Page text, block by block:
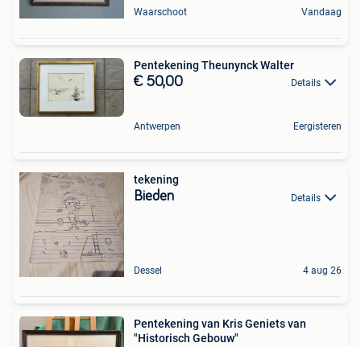
Waarschoot Vandaag
Pentekening Theunynck Walter
€ 50,00 Details
Antwerpen Eergisteren
tekening
Bieden Details
Dessel 4 aug 26
Pentekening van Kris Geniets van
"Historisch Gebouw"